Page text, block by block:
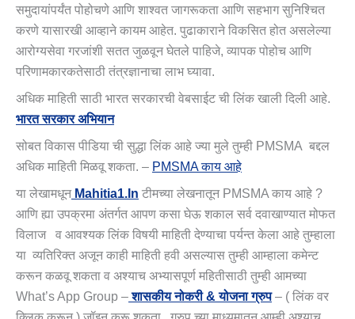
समुदायांपर्यंत पोहोचणे आणि शाश्वत जागरूकता आणि सहभाग सुनिश्चित
करणे यासारखी आव्हाने कायम आहेत. पुढाकाराने विकसित होत असलेल्या
आरोग्यसेवा गरजांशी सतत जुळवून घेतले पाहिजे, व्यापक पोहोच आणि
परिणामकारकतेसाठी तंत्रज्ञानाचा लाभ घ्यावा.
अधिक माहिती साठी भारत सरकारची वेबसाईट ची लिंक खाली दिली आहे.
भारत सरकार अभियान
सोबत विकास पीडिया ची सुद्धा लिंक आहे ज्या मुले तुम्ही PMSMA बद्दल
अधिक माहिती मिळवू शकता. – PMSMA काय आहे
या लेखामधून Mahitia1.in टीमच्या लेखनातून PMSMA काय आहे ?
आणि ह्या उपक्रमा अंतर्गत आपण कसा घेऊ शकाल सर्व दवाखाण्यात मोफत
विलाज
व आवश्यक लिंक विषयी माहिती देण्याचा पर्यन्त केला आहे तुम्हाला
या व्यतिरिक्त अजून काही माहिती हवी असल्यास तुम्ही आम्हाला कमेन्ट
करून कळवू शकता व अश्याच अभ्यासपूर्ण महितीसाठी तुम्ही आमच्या
What’s App Group –शासकीय नोकरी & योजना ग्रुप– ( लिंक वर